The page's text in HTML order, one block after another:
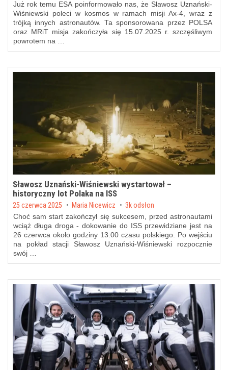
Już rok temu ESA poinformowało nas, że Sławosz Uznański-
Wiśniewski poleci w kosmos w ramach misji Ax-4, wraz z
trójką innych astronautów. Ta sponsorowana przez POLSA
oraz MRiT misja zakończyła się 15.07.2025 r. szczęśliwym
powrotem na …
Sławosz Uznański-Wiśniewski wystartował –
historyczny lot Polaka na ISS
Posted on
25 czerwca 2025 by Maria Nicewicz 3k odsłon
Choć sam start zakończył się sukcesem, przed astronautami
wciąż długa droga - dokowanie do ISS przewidziane jest na
26 czerwca około godziny 13:00 czasu polskiego. Po wejściu
na pokład stacji Sławosz Uznański-Wiśniewski rozpocznie
swój …